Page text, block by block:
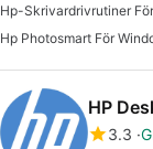
Hp-Skrivardrivrutiner
Hp Photosmart För
HP
3.3